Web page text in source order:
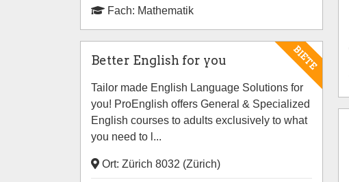
Fach: Mathematik
BIETE
Better English for you
Tailor made English Language Solutions for
you! ProEnglish offers General & Specialized
English courses to adults exclusively to what
you need to l...
Ort: Zürich 8032 (Zürich)